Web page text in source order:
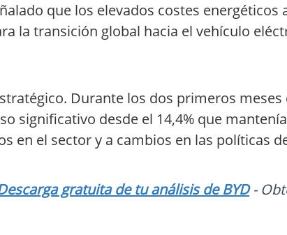
que los elevados costes
la transición global hacia el vehículo
Durante los dos primeros meses
significativo desde el 14,4% que
en el sector y a cambios en las políticas
gratuita de tu análisis de BYD-